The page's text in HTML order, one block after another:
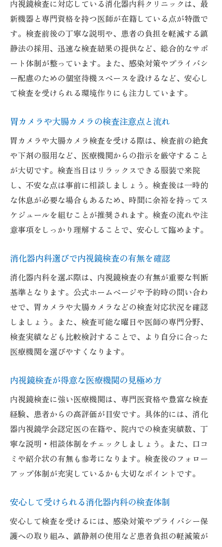
内視鏡検査に対応している消化器内科クリニックは、最
新機器と専門資格を持つ医師が在籍している点が特徴で
す。検査前後の丁寧な説明や、患者の負担を軽減する鎮
静法の採用、迅速な検査結果の提供など、総合的なサポ
ート体制が整っています。また、感染対策やプライバシ
ー配慮のための個室待機スペースを設けるなど、安心し
て検査を受けられる環境作りにも注力しています。
胃カメラや大腸カメラの検査注意点と流れ
胃カメラや大腸カメラ検査を受ける際は、検査前の絶食
や下剤の服用など、医療機関からの指示を厳守すること
が大切です。検査当日はリラックスできる服装で来院
し、不安な点は事前に相談しましょう。検査後は一時的
な休息が必要な場合もあるため、時間に余裕を持ってス
ケジュールを組むことが推奨されます。検査の流れや注
意事項をしっかり理解することで、安心して臨めます。
消化器内科選びで内視鏡検査の有無を確認
消化器内科を選ぶ際は、内視鏡検査の有無が重要な判断
基準となります。公式ホームページや予約時の問い合わ
せで、胃カメラや大腸カメラなどの検査対応状況を確認
しましょう。また、検査可能な曜日や医師の専門分野、
検査実績なども比較検討することで、より自分に合った
医療機関を選びやすくなります。
内視鏡検査が得意な医療機関の見極め方
内視鏡検査に強い医療機関は、専門医資格や豊富な検査
経験、患者からの高評価が目安です。具体的には、消化
器内視鏡学会認定医の在籍や、院内での検査実績数、丁
寧な説明・相談体制をチェックしましょう。また、口コ
ミや紹介状の有無も参考になります。検査後のフォロー
アップ体制が充実しているかも大切なポイントです。
安心して受けられる消化器内科の検査体制
安心して検査を受けるには、感染対策やプライバシー保
護への取り組み、鎮静剤の使用など患者負担の軽減策が